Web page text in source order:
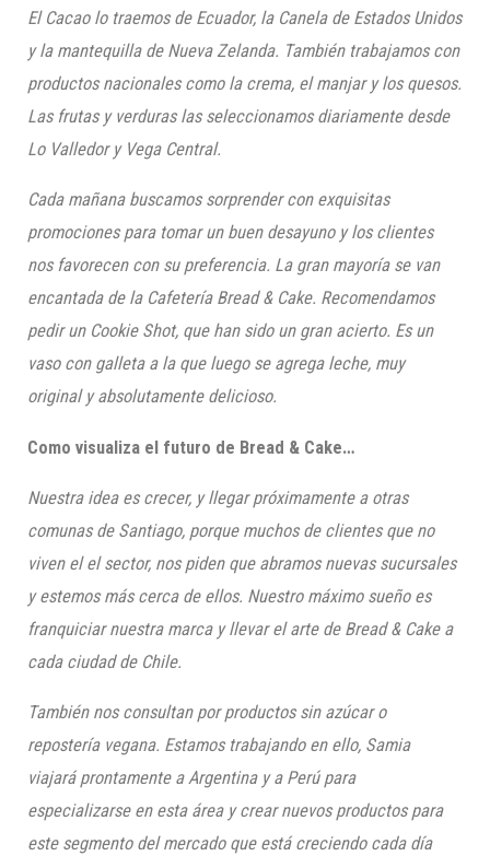
El Cacao lo traemos de Ecuador, la Canela de Estados Unidos
y la mantequilla de Nueva Zelanda. También trabajamos con
productos nacionales como la crema, el manjar y los quesos.
Las frutas y verduras las seleccionamos diariamente desde
Lo Valledor y Vega Central.
Cada mañana buscamos sorprender con exquisitas
promociones para tomar un buen desayuno y los clientes
nos favorecen con su preferencia. La gran mayoría se van
encantada de la Cafetería Bread & Cake. Recomendamos
pedir un Cookie Shot, que han sido un gran acierto. Es un
vaso con galleta a la que luego se agrega leche, muy
original y absolutamente delicioso.
Como visualiza el futuro de Bread & Cake…
Nuestra idea es crecer, y llegar próximamente a otras
comunas de Santiago, porque muchos de clientes que no
viven el el sector, nos piden que abramos nuevas sucursales
yestemos más cerca de ellos. Nuestro máximo sueño es
franquiciar nuestra marca y llevar el arte de Bread & Cake a
cada ciudad de Chile.
También nos consultan por productos sin azúcar o
repostería vegana. Estamos trabajando en ello, Samia
viajará prontamente a Argentina y a Perú para
especializarse en esta área y crear nuevos productos para
este segmento del mercado que está creciendo cada día